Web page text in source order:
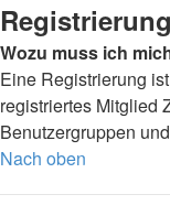
Wozu muss ich
Eine Registrierung
registriertes Mitglied
Benutzergruppen
Nach oben